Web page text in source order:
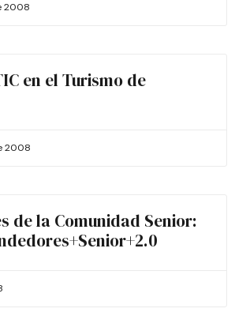
2008
en el Turismo de
2008
de la Comunidad Senior: